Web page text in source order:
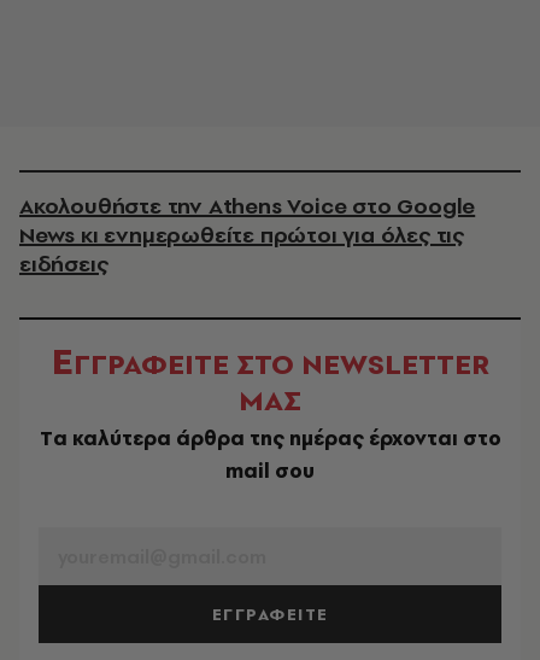
Ακολουθήστε την Athens Voice στο Google
News κι ενημερωθείτε πρώτοι για όλες τις
ειδήσεις
ΕΓΓΡΑΦΕΙΤΕ ΣΤΟ NEWSLETTER
ΜΑΣ
Tα καλύτερα άρθρα της ημέρας έρχονται στο
mail σου
ΕΓΓΡΑΦΕΙΤΕ